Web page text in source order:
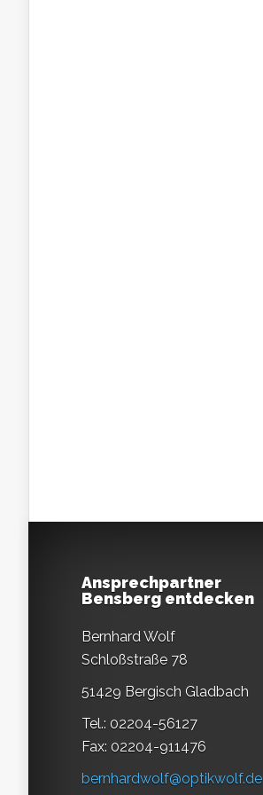
Ansprechpartner
Bensberg entdecken
Bernhard Wolf
Schloßstraße 78
51429 Bergisch Gladbach
Tel.: 02204-56127
Fax: 02204-911476
bernhardwolf@optikwolf.de